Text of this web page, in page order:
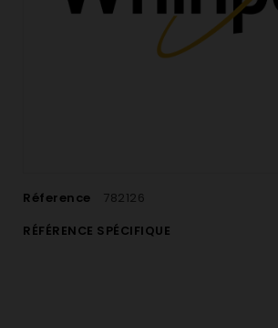
Réference 782126
RÉFÉRENCE SPÉCIFIQUE